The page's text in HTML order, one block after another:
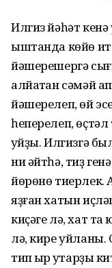
Илгиз йәһәт
ыштанда көйө
йәшерешергә
алйатҡан сәмәй
йәшерелеп, өй
һеперелеп,
ҡуйҙы. Илгизгә
ни әйтһә, тиҙ
йөрөнө тиерлек.
яҙған хатын
киҫәге лә, хат та
лә, кире
тип ҡырҡ